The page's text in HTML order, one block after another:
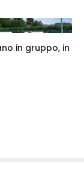
in gruppo, in